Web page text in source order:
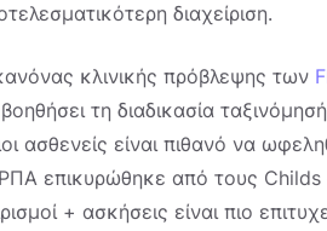
διαχείριση.
κλινικής πρόβλεψης των
τη διαδικασία
ασθενείς είναι πιθανό να
επικυρώθηκε από τους Childs
+ ασκήσεις είναι πιο